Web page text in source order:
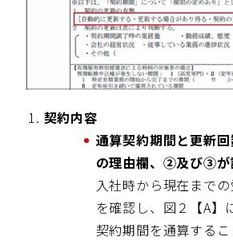
契約内容
通算契約期間と更新
の理由欄、②及び③が
入社時から現在まで
を確認し、図２【A】
契約期間を通算する